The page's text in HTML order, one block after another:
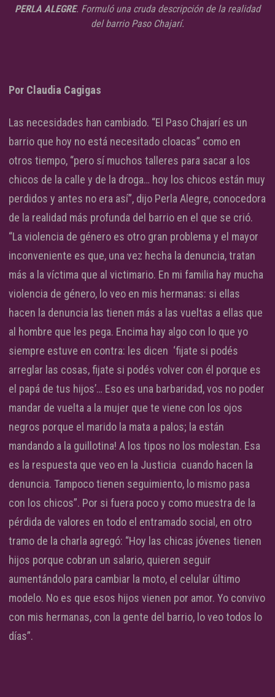
PERLA ALEGRE. Formuló una cruda descripción de la realidad
del barrio Paso Chajarí.
Por Claudia Cagigas
Las necesidades han cambiado. “El Paso Chajarí es un
barrio que hoy no está necesitado cloacas” como en
otros tiempo, “pero sí muchos talleres para sacar a los
chicos de la calle y de la droga… hoy los chicos están muy
perdidos y antes no era así”, dijo Perla Alegre, conocedora
de la realidad más profunda del barrio en el que se crió.
“La violencia de género es otro gran problema y el mayor
inconveniente es que, una vez hecha la denuncia, tratan
más a la víctima que al victimario. En mi familia hay mucha
violencia de género, lo veo en mis hermanas: si ellas
hacen la denuncia las tienen más a las vueltas a ellas que
al hombre que les pega. Encima hay algo con lo que yo
siempre estuve en contra: les dicen ‘fijate si podés
arreglar las cosas, fijate si podés volver con él porque es
el papá de tus hijos’… Eso es una barbaridad, vos no poder
mandar de vuelta a la mujer que te viene con los ojos
negros porque el marido la mata a palos; la están
mandando a la guillotina! A los tipos no los molestan. Esa
es la respuesta que veo en la Justicia cuando hacen la
denuncia. Tampoco tienen seguimiento, lo mismo pasa
con los chicos”. Por si fuera poco y como muestra de la
pérdida de valores en todo el entramado social, en otro
tramo de la charla agregó: “Hoy las chicas jóvenes tienen
hijos porque cobran un salario, quieren seguir
aumentándolo para cambiar la moto, el celular último
modelo. No es que esos hijos vienen por amor. Yo convivo
con mis hermanas, con la gente del barrio, lo veo todos lo
días”.